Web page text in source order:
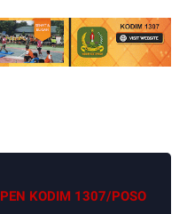
PEN KODIM 1307/POSO